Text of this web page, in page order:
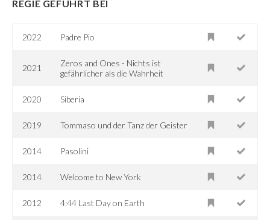
REGIE GEFÜHRT BEI
2022 Padre Pio
2021
Zeros and Ones - Nichts ist
gefährlicher als die Wahrheit
2020 Siberia
2019 Tommaso und der Tanz der Geister
2014 Pasolini
2014 Welcome to New York
2012 4:44 Last Day on Earth